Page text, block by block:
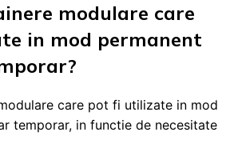
modulare care
in mod permanent
care pot fi utilizate in mod
temporar, in functie de necesitate